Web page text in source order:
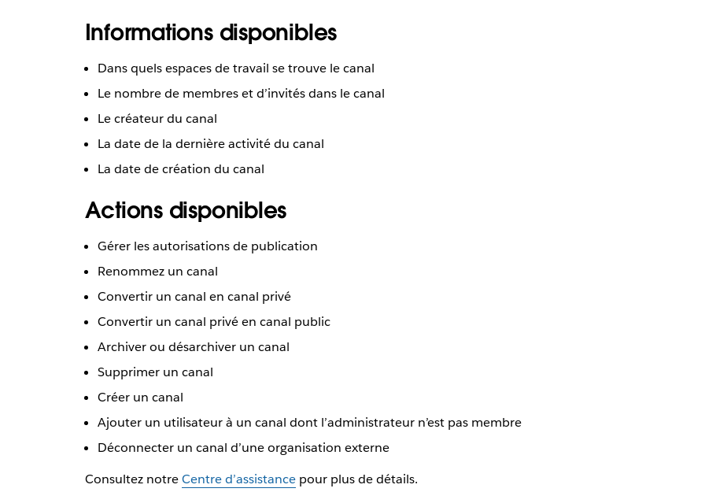
Informations disponibles
Dans quels espaces de travail se trouve le canal
Le nombre de membres et d’invités dans le canal
Le créateur du canal
La date de la dernière activité du canal
La date de création du canal
Actions disponibles
Gérer les autorisations de publication
Renommez un canal
Convertir un canal en canal privé
Convertir un canal privé en canal public
Archiver ou désarchiver un canal
Supprimer un canal
Créer un canal
Ajouter un utilisateur à un canal dont l’administrateur n’est pas membre
Déconnecter un canal d’une organisation externe
Consultez notreCentre d’assistancepour plus de détails.